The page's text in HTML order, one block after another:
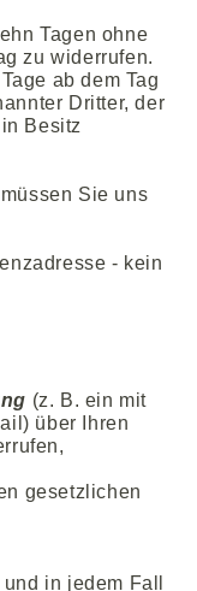
Tagen ohne
zu widerrufen.
ab dem Tag
Dritter, der
Besitz
Sie uns
- kein
(z. B. ein mit
über Ihren
gesetzlichen
in jedem Fall